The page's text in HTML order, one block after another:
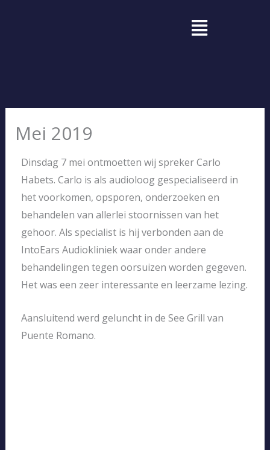
Menu
Mei 2019
Dinsdag 7 mei ontmoetten wij spreker Carlo
Habets. Carlo is als audioloog gespecialiseerd in
het voorkomen, opsporen, onderzoeken en
behandelen van allerlei stoornissen van het
gehoor. Als specialist is hij verbonden aan de
IntoEars Audiokliniek waar onder andere
behandelingen tegen oorsuizen worden gegeven.
Het was een zeer interessante en leerzame lezing.
Aansluitend werd geluncht in de See Grill van
Puente Romano.